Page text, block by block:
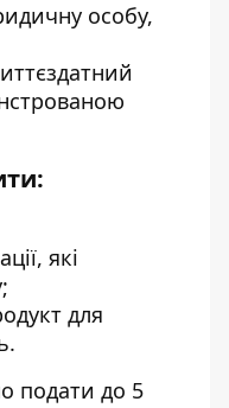
особу,
які
для
подати до 5